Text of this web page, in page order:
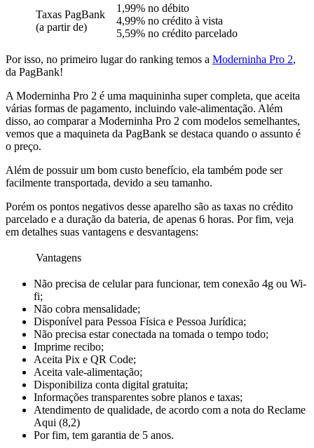
Taxas PagBank
(a partir de)
1,99% no débito
4,99% no crédito à vista
5,59% no crédito parcelado
Por isso, no primeiro lugar do ranking temos a Moderninha Pro 2,
da PagBank!
A Moderninha Pro 2 é uma maquininha super completa, que aceita
várias formas de pagamento, incluindo vale-alimentação. Além
disso, ao comparar a Moderninha Pro 2 com modelos semelhantes,
vemos que a maquineta da PagBank se destaca quando o assunto é
o preço.
Além de possuir um bom custo benefício, ela também pode ser
facilmente transportada, devido a seu tamanho.
Porém os pontos negativos desse aparelho são as taxas no crédito
parcelado e a duração da bateria, de apenas 6 horas. Por fim, veja
em detalhes suas vantagens e desvantagens:
Vantagens
Não precisa de celular para funcionar, tem conexão 4g ou Wi-
fi;
Não cobra mensalidade;
Disponível para Pessoa Física e Pessoa Jurídica;
Não precisa estar conectada na tomada o tempo todo;
Imprime recibo;
Aceita Pix e QR Code;
Aceita vale-alimentação;
Disponibiliza conta digital gratuita;
Informações transparentes sobre planos e taxas;
Atendimento de qualidade, de acordo com a nota do Reclame
Aqui (8,2)
Por fim, tem garantia de 5 anos.